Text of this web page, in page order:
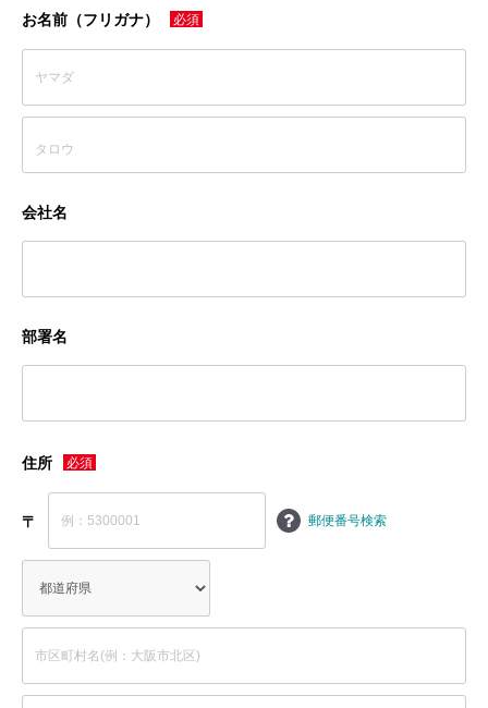
利用規約
お名前（フリガナ）
会社名
部署名
住所
〒 郵便番号検索